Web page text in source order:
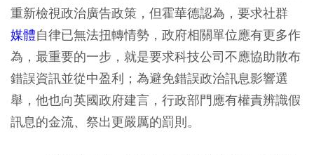
重新檢視政治廣告政策，但霍華德認為，要求社群
媒體自律已無法扭轉情勢，政府相關單位應有更多作
為，最重要的一步，就是要求科技公司不應協助散布
錯誤資訊並從中盈利；為避免錯誤政治訊息影響選
舉，他也向英國政府建言，行政部門應有權責辨識假
訊息的金流、祭出更嚴厲的罰則。